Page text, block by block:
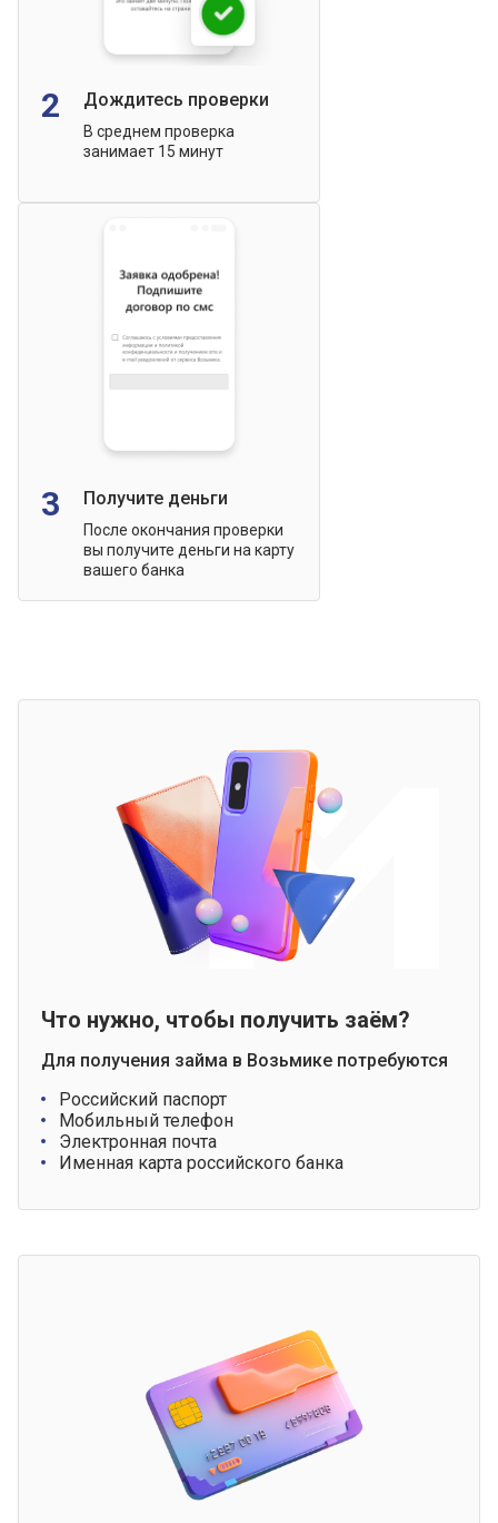
2 Дождитесь проверки
В среднем проверка
занимает 15 минут
3 Получите деньги
После окончания проверки
вы получите деньги на карту
вашего банка
Что нужно, чтобы получить заём?
Для получения займа в Возьмике потребуются
Российский паспорт
Мобильный телефон
Электронная почта
Именная карта российского банка